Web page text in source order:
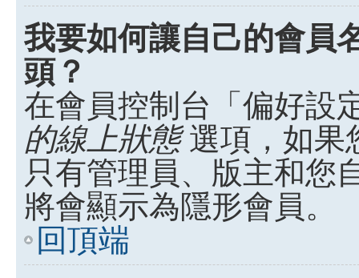
我要如何讓自己的會員
頭？
在會員控制台「偏好設
的線上狀態選項，如果
只有管理員、版主和您
將會顯示為隱形會員。
回頂端